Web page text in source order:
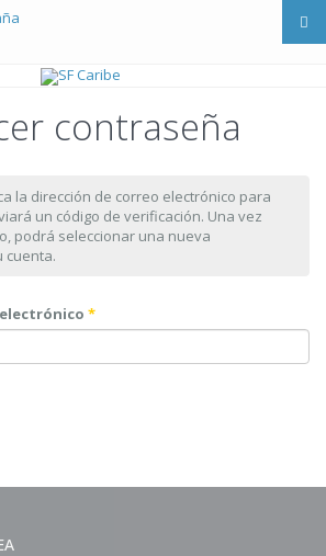
contraseña
la dirección de correo electrónico para
un código de verificación. Una vez
podrá seleccionar una nueva
cuenta.
*